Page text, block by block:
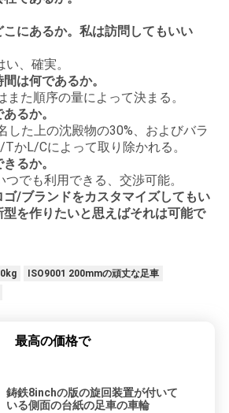
にあるか。私は訪問してもいい
、確実。
は何であるか。
また順序の量によって決まる。
るか。
した上の沈殿物の30%、およびバラ
かL/Cによって取り除かれる。
るか。
でも利用できる、交渉可能。
ゴ/ブランドをカスタマイズしてもい
を作りたいと思えばそれは可能で
ISO9001 200mmの頑丈な足車
最高の価格で
鋳鉄8inchの版の旋回装置が付いて
いる側面の台紙の足車の車輪